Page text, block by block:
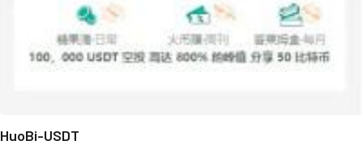
HuoBi-USDT